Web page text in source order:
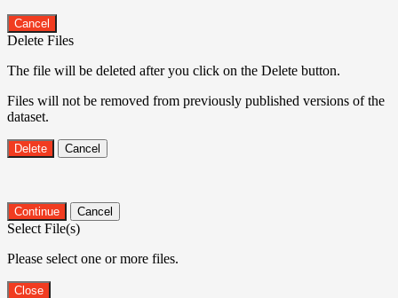
Cancel
Delete Files
The file will be deleted after you click on the Delete button.
Files will not be removed from previously published versions of the
dataset.
Delete Cancel
Continue Cancel
Select File(s)
Please select one or more files.
Close